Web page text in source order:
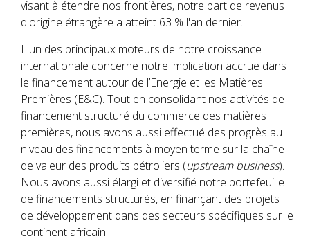
visant à étendre nos frontières, notre part de revenus
d'origine étrangère a atteint 63 % l'an dernier.
L'un des principaux moteurs de notre croissance
internationale concerne notre implication accrue dans
le financement autour de l’Energie et les Matières
Premières (E&C). Tout en consolidant nos activités de
financement structuré du commerce des matières
premières, nous avons aussi effectué des progrès au
niveau des financements à moyen terme sur la chaîne
de valeur des produits pétroliers (upstream business).
Nous avons aussi élargi et diversifié notre portefeuille
de financements structurés, en finançant des projets
de développement dans des secteurs spécifiques sur le
continent africain.